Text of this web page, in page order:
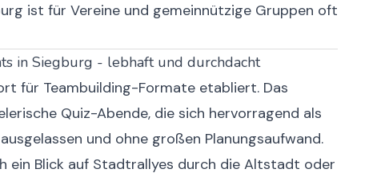
ist für Vereine und gemeinnützige Gruppen oft
in Siegburg - lebhaft und durchdacht
für Teambuilding-Formate etabliert. Das
Quiz-Abende, die sich hervorragend als
und ohne großen Planungsaufwand.
ein Blick auf Stadtrallyes durch die Altstadt oder